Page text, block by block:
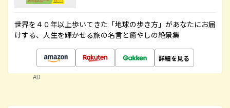
世界を４０年以上歩いてきた「地球の歩き方」があなたにお届
けする、人生を輝かせる旅の名言と癒やしの絶景集
詳細を見る
AD